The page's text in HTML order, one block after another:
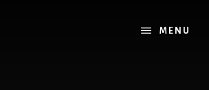
MENU